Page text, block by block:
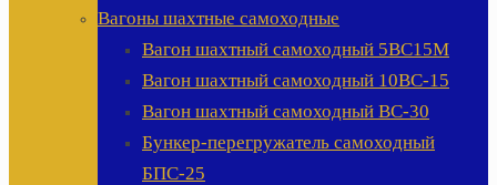
Вагоны шахтные самоходные
Вагон шахтный самоходный 5ВС15М
Вагон шахтный самоходный 10ВС-15
Вагон шахтный самоходный ВС-30
Бункер-перегружатель самоходный
БПС-25